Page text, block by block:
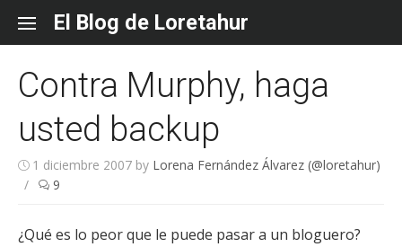
content
El Blog de Loretahur
Contra Murphy, haga
usted backup
1 diciembre 2007 by Lorena Fernández Álvarez (@loretahur)
/
9
¿Qué es lo peor que le puede pasar a un bloguero?